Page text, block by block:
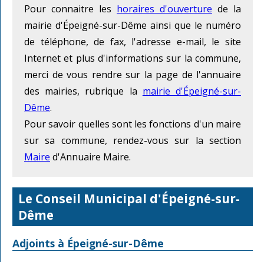
Pour connaitre les horaires d'ouverture de la
mairie d'Épeigné-sur-Dême ainsi que le numéro
de téléphone, de fax, l'adresse e-mail, le site
Internet et plus d'informations sur la commune,
merci de vous rendre sur la page de l'annuaire
des mairies, rubrique la mairie d'Épeigné-sur-
Dême.
Pour savoir quelles sont les fonctions d'un maire
sur sa commune, rendez-vous sur la section
Maire d'Annuaire Maire.
Le Conseil Municipal d'Épeigné-sur-
Dême
Adjoints à Épeigné-sur-Dême